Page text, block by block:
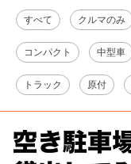
すべて クルマのみ
コンパクト 中型車
トラック 原付